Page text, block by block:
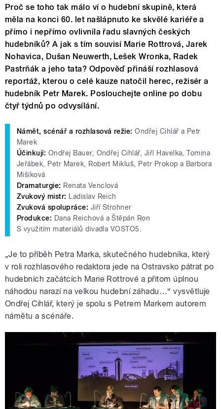
Proč se toho tak málo ví o hudební skupině, která
měla na konci 60. let našlápnuto ke skvělé kariéře a
přímo i nepřímo ovlivnila řadu slavných českých
hudebníků? A jak s tím souvisí Marie Rottrová, Jarek
Nohavica, Dušan Neuwerth, Lešek Wronka, Radek
Pastrňák a jeho tata? Odpověď přináší rozhlasová
reportáž, kterou o celé kauze natočil herec, režisér a
hudebník Petr Marek. Poslouchejte online po dobu
čtyř týdnů po odvysílání.
Námět, scénář a rozhlasová režie: Ondřej Cihlář a Petr
Marek
Účinkují: Ondřej Bauer, Ondřej Cihlář, Jiří Havelka, Tomina
Jeřábek, Petr Marek, Robert Mikluš, Petr Prokop a Barbora
Mišíková
Dramaturgie: Renata Venclová
Zvukový mistr: Ladislav Reich
Zvuková spolupráce: Jiří Strohner
Produkce: Dana Reichová a Štěpán Ron
S využitím materiálů divadla VOSTO5.
„Je to příběh Petra Marka, skutečného hudebníka, který
v roli rozhlasového redaktora jede na Ostravsko pátrat po
hudebních začátcích Marie Rottrové a přitom úplnou
náhodou narazí na velkou hudební záhadu…“ vysvětluje
Ondřej Cihlář, který je spolu s Petrem Markem autorem
námětu a scénáře.